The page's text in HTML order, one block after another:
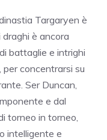
Targaryen è
draghi è ancora
battaglie e intrighi
, per concentrarsi su
Ser Duncan,
e dal
torneo in torneo,
intelligente e